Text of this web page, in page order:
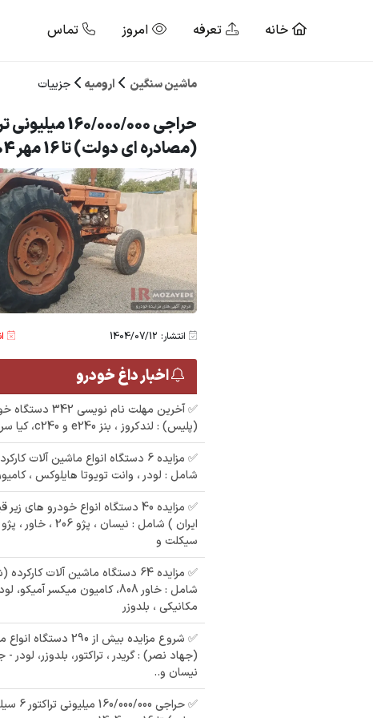
خانه تعرفه امروز تماس
ماشین سنگین ارومیه جزییات
(مصادره ای دولت) تا 16 مهر 1404
انتشار: 1404/07/12
اخبار داغ خودرو
✅ آخرین مهلت نام
(پلیس) : لندکروز ، بنز e240 و c240، کیا سراتو، نیسان
✅ مزایده 6 دستگاه انواع ماشین آلات
شامل : لودر ، وانت تویوتا هایلوکس ،
✅ مزایده 40 دستگاه انواع خودرو
ایران ) شامل : نیسان ،
سیکلت و
✅ مزایده 64 دستگاه ماشین آلات
شامل : خاور 808، کامیون میکسر
مکانیکی ، بلدوزر
✅ شروع مزایده بیش از 290
(جهاد نصر) : گریدر ، تراکتور، بلدوزر، لودر
نیسان و..
✅
مزایده یک دستگاه